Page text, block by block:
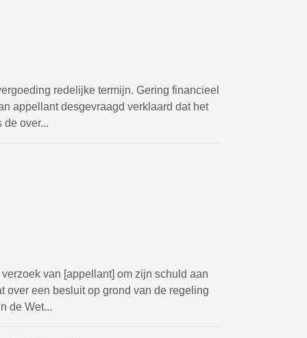
redelijke termijn. Gering financieel
appellant desgevraagd verklaard dat het
de over...
van [appellant] om zijn schuld aan
over een besluit op grond van de regeling
de Wet...